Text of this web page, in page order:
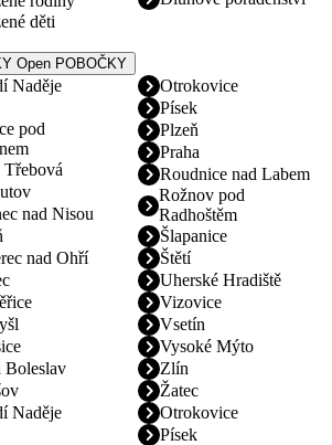
děti
Open POBOČKY
Naděje
pod
Třebová
nad Nisou
nad Ohří
Boleslav
Otrokovice
Písek
Plzeň
Praha
Roudnice nad Labem
Rožnov pod
Radhoštěm
Šlapanice
Štětí
Uherské Hradiště
Vizovice
Vsetín
Vysoké Mýto
Zlín
Žatec
Naděje
Otrokovice
Písek